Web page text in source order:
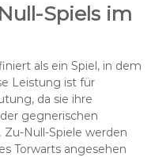
Spiels im
als ein Spiel, in dem
Leistung ist für
da sie ihre
gegnerischen
Zu-Null-Spiele werden
Torwarts angesehen